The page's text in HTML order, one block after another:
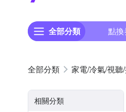
全部分類 點換
家電/冷氣/視聽
相關分類